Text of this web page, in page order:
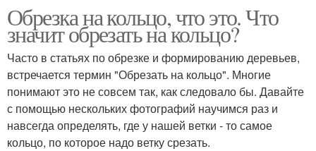
Обрезка на кольцо, что это. Что
значит обрезать на кольцо?
Часто в статьях по обрезке и формированию деревьев,
встречается термин "Обрезать на кольцо". Многие
понимают это не совсем так, как следовало бы. Давайте
с помощью нескольких фотографий научимся раз и
навсегда определять, где у нашей ветки - то самое
кольцо, по которое надо ветку срезать.